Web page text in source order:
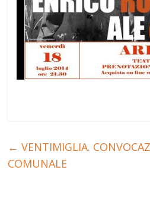
← VENTIMIGLIA.
COMUNALE